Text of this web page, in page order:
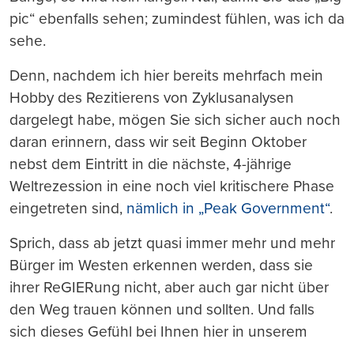
pic“ ebenfalls sehen; zumindest fühlen, was ich da
sehe.
Denn, nachdem ich hier bereits mehrfach mein
Hobby des Rezitierens von Zyklusanalysen
dargelegt habe, mögen Sie sich sicher auch noch
daran erinnern, dass wir seit Beginn Oktober
nebst dem Eintritt in die nächste, 4-jährige
Weltrezession in eine noch viel kritischere Phase
eingetreten sind, nämlich in „Peak Government“.
Sprich, dass ab jetzt quasi immer mehr und mehr
Bürger im Westen erkennen werden, dass sie
ihrer ReGIERung nicht, aber auch gar nicht über
den Weg trauen können und sollten. Und falls
sich dieses Gefühl bei Ihnen hier in unserem